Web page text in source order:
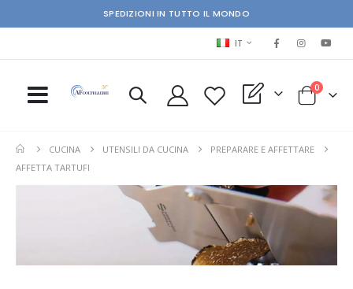
SPEDIZIONI IN TUTTO IL MONDO
LINGUA
IT
My Quote Cart
0elementi
CUCINA UTENSILI DA CUCINA
PREPARARE E AFFETTARE
AFFETTA TARTUFI